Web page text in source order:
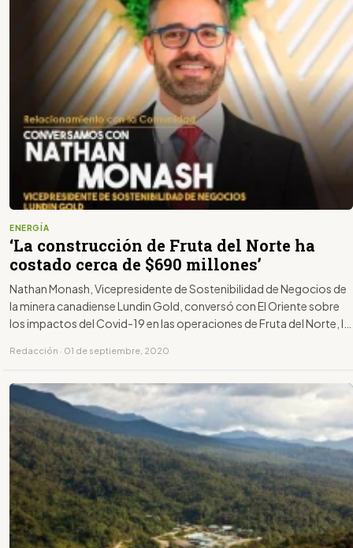
ENERGÍA
‘La construcción de Fruta del Norte ha
costado cerca de $690 millones’
Nathan Monash, Vicepresidente de Sostenibilidad de Negocios de
la minera canadiense Lundin Gold, conversó con El Oriente sobre
los impactos del Covid-19 en las operaciones de Fruta del Norte, la
resto del año.
Redacción · 01 de septiembre, 2020